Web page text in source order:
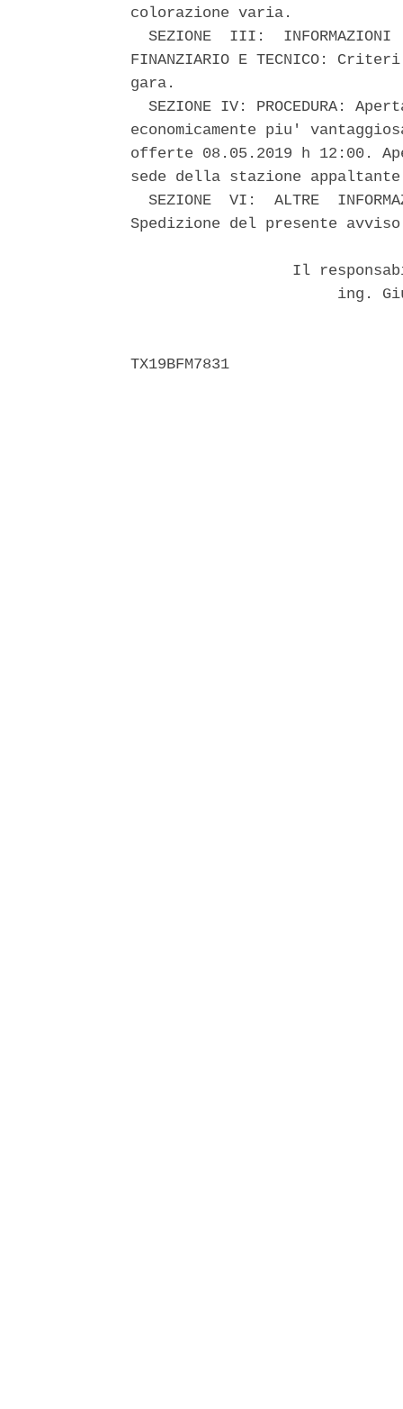
colorazione varia.
SEZIONE  III:  INFORMAZIONI
FINANZIARIO E TECNICO:
gara.
SEZIONE IV: PROCEDURA:
economicamente piu'
offerte 08.05.2019 h 12:00.
sede della stazione
SEZIONE  VI:  ALTRE
Spedizione del presente
Il
ing.